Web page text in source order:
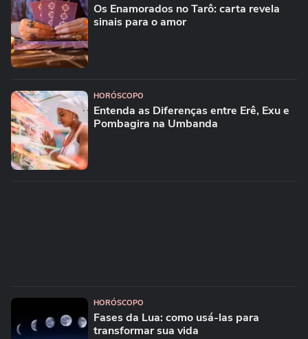
Os Enamorados no Tarô: carta revela
sinais para o amor
HORÓSCOPO
Entenda as Diferenças entre Erê, Exu e
Pombagira na Umbanda
HORÓSCOPO
Fases da Lua: como usá-las para
transformar sua vida